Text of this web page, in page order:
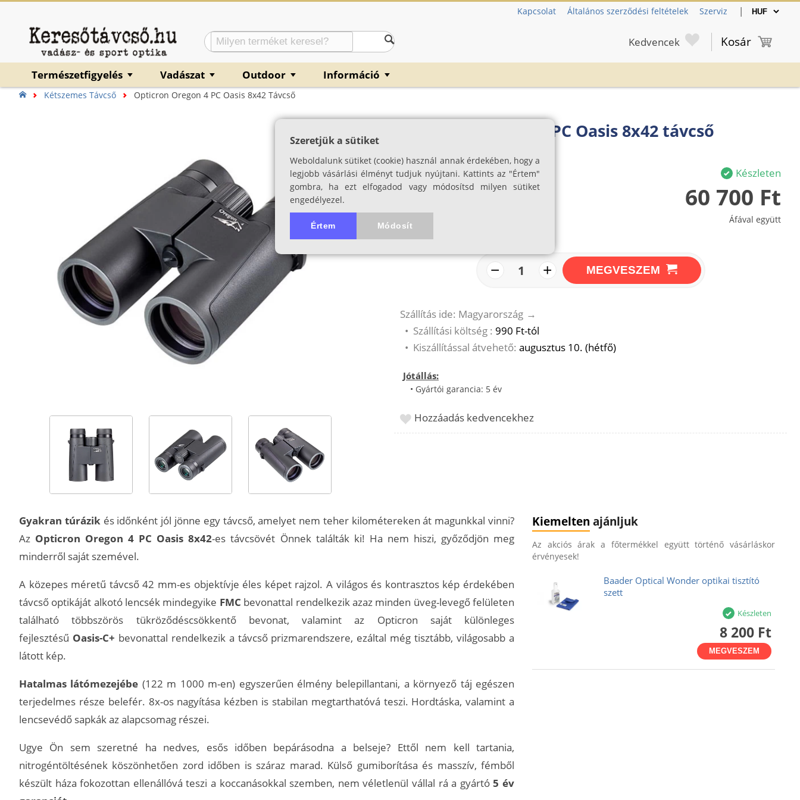
Kapcsolat Általános szerződési feltételek Szerviz |
Kedvencek Kosár
Természetfigyelés ▼ Vadászat ▼ Outdoor ▼ Információ ▼
Kétszemes Távcső Opticron Oregon 4 PC Oasis 8x42 Távcső
Opticron Oregon 4 PC Oasis 8x42 távcső
Készleten
60 700 Ft
Áfával együtt
− 1 + MEGVESZEM
Szállítás ide: Magyarország →
• Szállítási költség : 990 Ft-tól
• Kiszállítással átvehető: augusztus 10. (hétfő)
Jótállás:
• Gyártói garancia: 5 év
Hozzáadás kedvencekhez
Gyakran túrázikés időnként jól jönne egy távcső, amelyet nem teher kilométereken át magunkkal vinni?
Az Opticron Oregon 4 PC Oasis 8x42-es távcsövét Önnek találták ki! Ha nem hiszi, győződjön meg
minderről saját szemével.
A közepes méretű távcső 42 mm-es objektívje éles képet rajzol. A világos és kontrasztos kép érdekében
távcső optikáját alkotó lencsék mindegyike FMC bevonattal rendelkezik azaz minden üveg-levegő felületen
található többszörös tükröződéscsökkentő bevonat, valamint az Opticron saját különleges
fejlesztésű Oasis-C+ bevonattal rendelkezik a távcső prizmarendszere, ezáltal még tisztább, világosabb a
látott kép.
Hatalmas látómezejébe (122 m 1000 m-en) egyszerűen élmény belepillantani, a környező táj egészen
terjedelmes része belefér. 8x-os nagyítása kézben is stabilan megtarthatóvá teszi. Hordtáska, valamint a
lencsevédő sapkák az alapcsomag részei.
Ugye Ön sem szeretné ha nedves, esős időben bepárásodna a belseje? Ettől nem kell tartania,
nitrogéntöltésének köszönhetően zord időben is száraz marad. Külső gumiborítása és masszív, fémből
készült háza fokozottan ellenállóvá teszi a koccanásokkal szemben, nem véletlenül vállal rá a gyártó5 év
Kiemelten ajánljuk
Az akciós árak a főtermékkel együtt történő vásárláskor
érvényesek!
Baader Optical Wonder optikai tisztító
szett
Készleten
8 200 Ft
MEGVESZEM
Szeretjük a sütiket
Weboldalunk sütiket (cookie) használ annak érdekében, hogy a
legjobb vásárlási élményt tudjuk nyújtani. Kattints az "Értem"
gombra, ha ezt elfogadod vagy módosítsd milyen sütiket
engedélyezel.
Értem Módosít